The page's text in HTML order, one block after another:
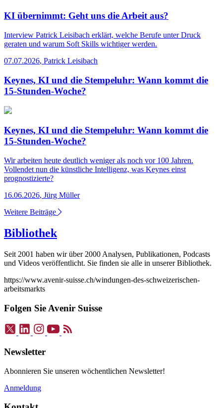
KI übernimmt: Geht uns die Arbeit aus?
Interview Patrick Leisibach erklärt, welche Berufe unter Druck
geraten und warum Soft Skills wichtiger werden.
07.07.2026, Patrick Leisibach
Keynes, KI und die Stempeluhr: Wann kommt die
15-Stunden-Woche?
Keynes, KI und die Stempeluhr: Wann kommt die
15-Stunden-Woche?
Wir arbeiten heute deutlich weniger als noch vor 100 Jahren.
Vollendet nun die künstliche Intelligenz, was Keynes einst
prognostizierte?
16.06.2026, Jürg Müller
Weitere Beiträge
Bibliothek
Seit 2001 haben wir über 2000 Analysen, Publikationen, Podcasts
und Videos veröffentlicht. Sie finden sie alle in unserer Bibliothek.
https://www.avenir-suisse.ch/windungen-des-schweizerischen-
arbeitsmarkts
Folgen Sie Avenir Suisse
Newsletter
Abonnieren Sie unseren wöchentlichen Newsletter!
Anmeldung